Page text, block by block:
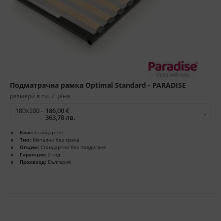
Подматрачна рамка Optimal Standard - PARADISE
размери в см. / цена
180x200 - 186,00 €
363,78 лв.
Клас: Стандартен
Тип: Метални без крака
Опции: Стандартни без повдигане
Гаранция: 2 год.
Произход: България